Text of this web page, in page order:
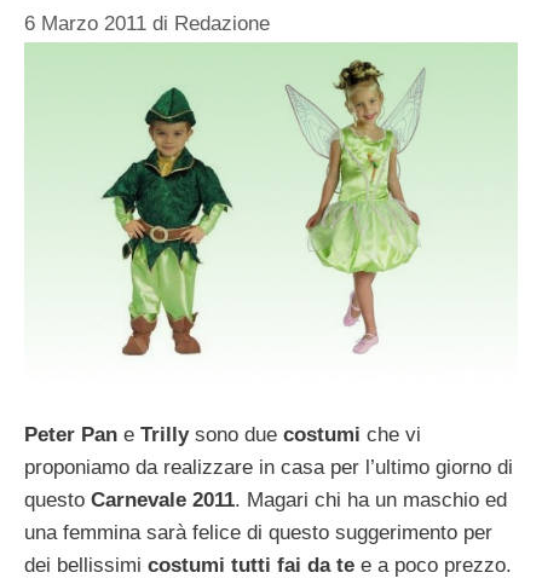
6 Marzo 2011 di Redazione
Peter Pan e Trillysono due costumi che vi
proponiamo da realizzare in casa per l’ultimo giorno di
questo Carnevale 2011. Magari chi ha un maschio ed
una femmina sarà felice di questo suggerimento per
dei bellissimi costumi tutti fai da te e a poco prezzo.